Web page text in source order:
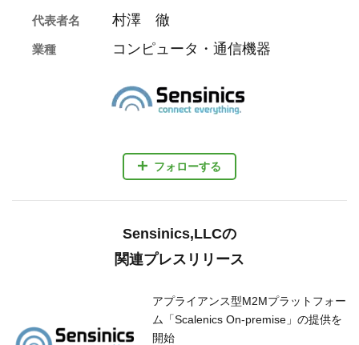
フォローする
代表者名 村澤 徹
業種 コンピュータ・通信機器
Sensinics,LLCの
関連プレスリリース
アプライアンス型M2Mプラットフォー
ム「Scalenics On-premise」の提供を
開始